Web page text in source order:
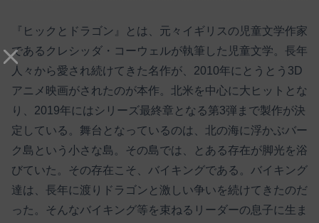
『ヒックとドラゴン』とは、元々イギリスの児童文学作家
であるクレシッダ・コーウェルが執筆した児童文学。長年
人々から愛され続けてきた名作が、2010年にとうとう3D
アニメ映画がされたのが本作。北米を中心に大ヒットとな
り、2019年にはシリーズ最終章となる第3弾まで製作が決
定している。舞台となっているのは、北の海に浮かぶバー
ク島という小さな島。その島では、とある存在が脚光を浴
びていた。その存在こそ、バイキングである。バイキング
達は、長年に渡りドラゴンと激しい争いを続けてきたのだ
った。そんなバイキング等を束ねるリーダーの息子に生ま